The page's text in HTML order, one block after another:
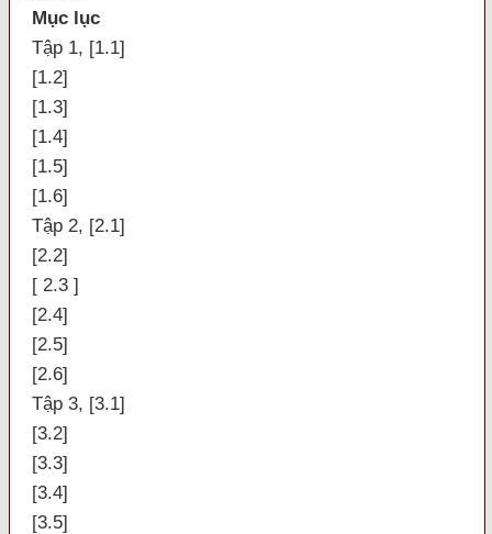
Mục lục
Tập 1, [1.1]
[1.2]
[1.3]
[1.4]
[1.5]
[1.6]
Tập 2, [2.1]
[2.2]
[ 2.3 ]
[2.4]
[2.5]
[2.6]
Tập 3, [3.1]
[3.2]
[3.3]
[3.4]
[3.5]